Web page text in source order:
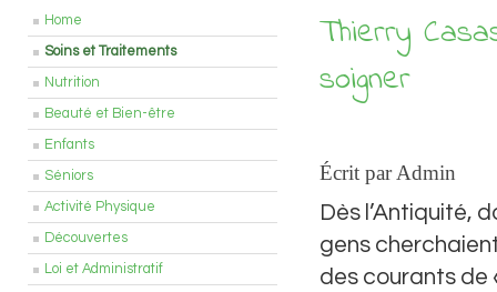
Home
Soins et Traitements
Nutrition
Beauté et Bien-être
Enfants
Séniors
Activité Physique
Découvertes
Loi et Administratif
Thierry
soigner
Écrit par Admin
Dès l’Antiquité,
gens
des courants de